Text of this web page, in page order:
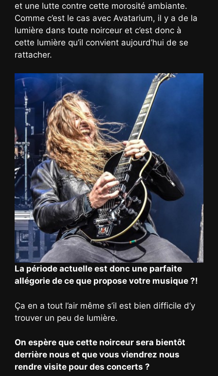
et une lutte contre cette morosité ambiante.
Comme c’est le cas avec Avatarium, il y a de la
lumière dans toute noirceur et c’est donc à
cette lumière qu’il convient aujourd’hui de se
rattacher.
La période actuelle est donc une parfaite
allégorie de ce que propose votre musique ?!
Ça en a tout l’air même s’il est bien difficile d’y
trouver un peu de lumière.
On espère que cette noirceur sera bientôt
derrière nous et que vous viendrez nous
rendre visite pour des concerts ?